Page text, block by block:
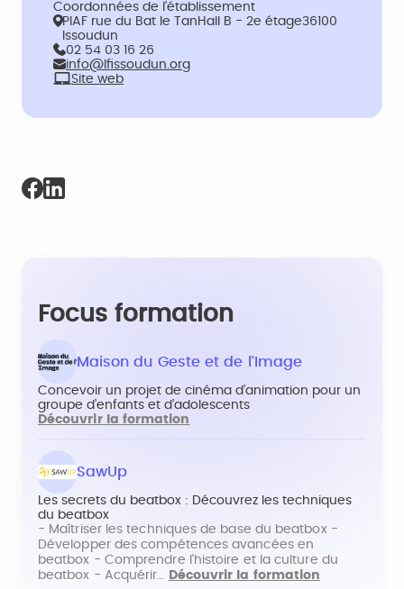
Coordonnées de l’établissement
PIAF rue du Bat le TanHall B - 2e étage36100
Issoudun
02 54 03 16 26
info@lfissoudun.org
Site web
Focus formation
Maison du Geste et de l'Image
Concevoir un projet de cinéma d’animation pour un
groupe d’enfants et d’adolescents
Découvrir la formation
SawUp
Les secrets du beatbox : Découvrez les techniques
du beatbox
- Maîtriser les techniques de base du beatbox -
Développer des compétences avancées en
beatbox - Comprendre l'histoire et la culture du
beatbox - Acquérir… Découvrir la formation